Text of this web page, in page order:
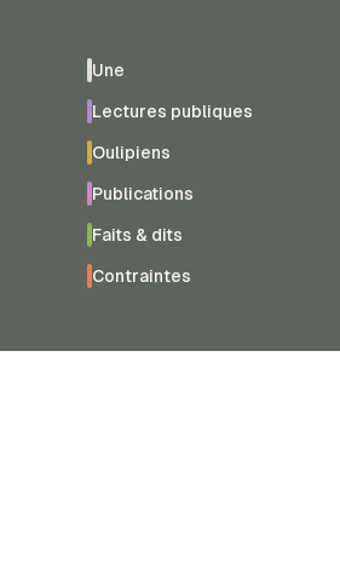
Une
Lectures publiques
Oulipiens
Publications
Faits & dits
Contraintes